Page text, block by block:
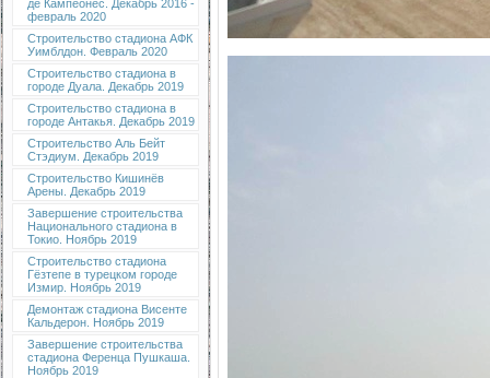
де Кампеонес. Декабрь 2016 -
февраль 2020
Строительство стадиона АФК
Уимблдон. Февраль 2020
Строительство стадиона в
городе Дуала. Декабрь 2019
Строительство стадиона в
городе Антакья. Декабрь 2019
Строительство Аль Бейт
Стэдиум. Декабрь 2019
Строительство Кишинёв
Арены. Декабрь 2019
Завершение строительства
Национального стадиона в
Токио. Ноябрь 2019
Строительство стадиона
Гёзтепе в турецком городе
Измир. Ноябрь 2019
Демонтаж стадиона Висенте
Кальдерон. Ноябрь 2019
Завершение строительства
стадиона Ференца Пушкаша.
Ноябрь 2019